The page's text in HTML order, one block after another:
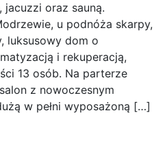
jacuzzi oraz sauną.
u podnóża skarpy,
luksusowy dom o
i rekuperacją,
13 osób. Na parterze
z nowoczesnym
w pełni wyposażoną […]